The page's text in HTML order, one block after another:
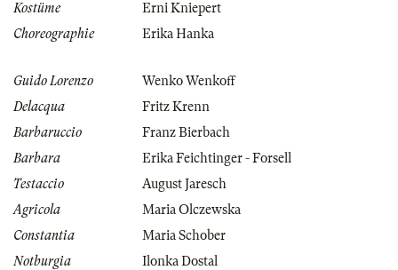
Kostüme
Erni Kniepert
Choreographie
Erika Hanka
Guido Lorenzo
Wenko Wenkoff
Delacqua
Fritz Krenn
Barbaruccio
Franz Bierbach
Barbara
Erika Feichtinger - Forsell
Testaccio
August Jaresch
Agricola
Maria Olczewska
Constantia
Maria Schober
Notburgia
Ilonka Dostal